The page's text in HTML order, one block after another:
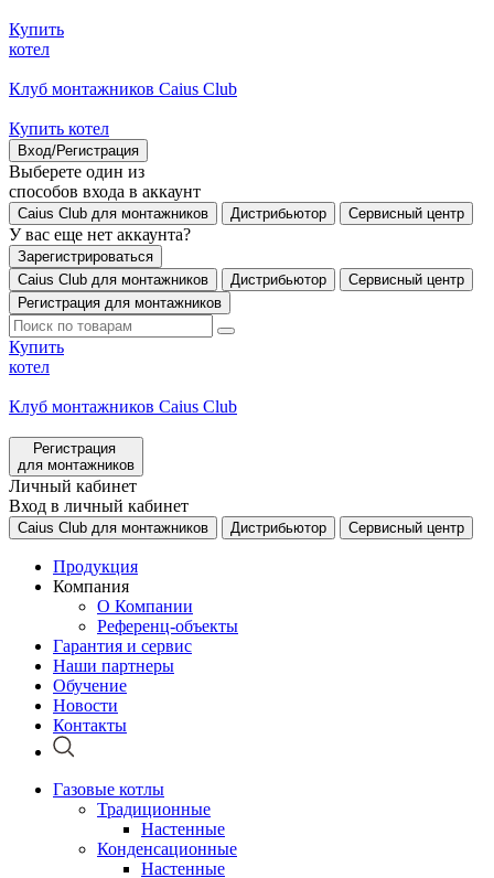
Купить
котел
Клуб монтажников Caius Club
Купить котел
Вход/Регистрация
Выберете один из
способов входа в аккаунт
Caius Club для монтажников Дистрибьютор Сервисный центр
У вас еще нет аккаунта?
Зарегистрироваться
Caius Club для монтажников
Дистрибьютор
Сервисный центр
Регистрация для монтажников
Купить
котел
Клуб монтажников Caius Club
Регистрация
для монтажников
Личный кабинет
Вход в личный кабинет
Caius Club для монтажников Дистрибьютор Сервисный центр
Продукция
Компания
О Компании
Референц-объекты
Гарантия и сервис
Наши партнеры
Обучение
Новости
Контакты
Газовые котлы
Традиционные
Настенные
Конденсационные
Настенные